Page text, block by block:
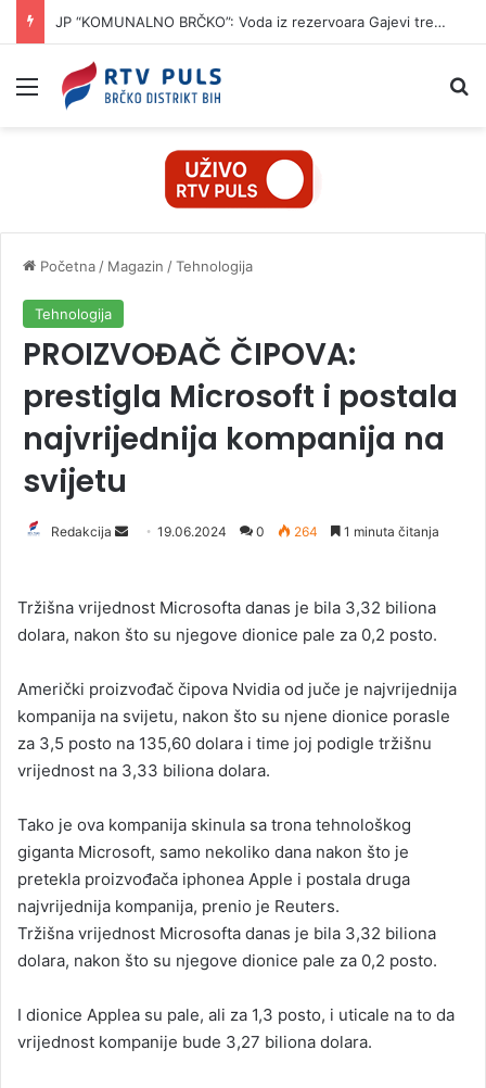
JP “KOMUNALNO BRČKO”: Voda iz rezervoara Gajevi trenutno nije za piće
Izbornik
Početna / Magazin /Tehnologija
Tehnologija
PROIZVOĐAČ ČIPOVA:
prestigla Microsoft i postala
najvrijednija kompanija na
svijetu
Redakcija
d
a
e
m
a
i
19.06.2024 0 264 1 minuta čitanja
Tržišna vrijednost Microsofta danas je bila 3,32 biliona
dolara, nakon što su njegove dionice pale za 0,2 posto.
Američki proizvođač čipova Nvidia od juče je najvrijednija
kompanija na svijetu, nakon što su njene dionice porasle
za 3,5 posto na 135,60 dolara i time joj podigle tržišnu
vrijednost na 3,33 biliona dolara.
Tako je ova kompanija skinula sa trona tehnološkog
giganta Microsoft, samo nekoliko dana nakon što je
pretekla proizvođača iphonea Apple i postala druga
najvrijednija kompanija, prenio je Reuters.
Tržišna vrijednost Microsofta danas je bila 3,32 biliona
dolara, nakon što su njegove dionice pale za 0,2 posto.
I dionice Applea su pale, ali za 1,3 posto, i uticale na to da
vrijednost kompanije bude 3,27 biliona dolara.